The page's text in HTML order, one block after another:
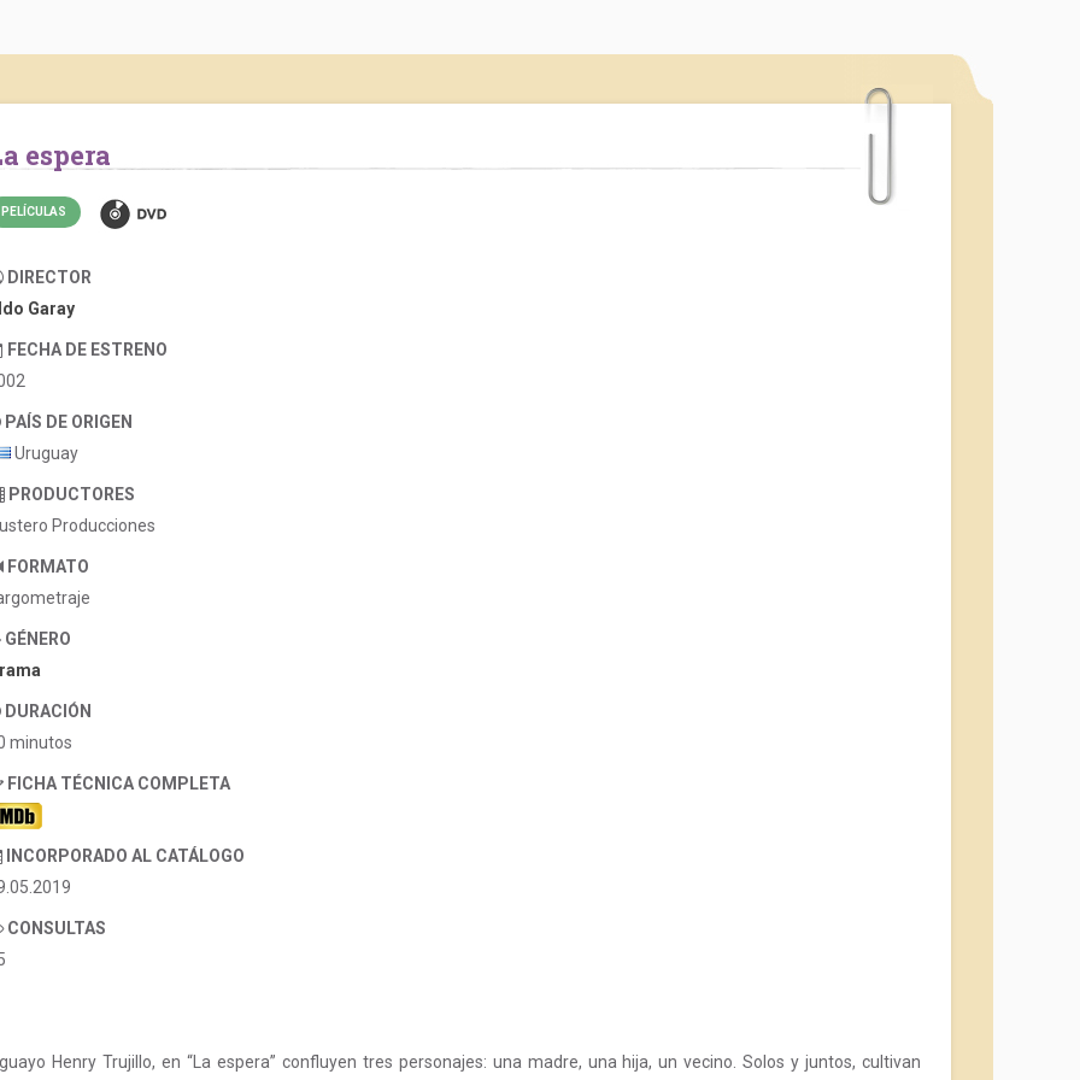
La espera
PELÍCULAS
DIRECTOR
Garay
FECHA DE ESTRENO
PAÍS DE ORIGEN
Uruguay
PRODUCTORES
Producciones
FORMATO
GÉNERO
DURACIÓN
minutos
FICHA TÉCNICA COMPLETA
INCORPORADO AL CATÁLOGO
CONSULTAS
Henry Trujillo, en “La espera” confluyen tres personajes: una madre, una hija, un vecino. Solos y juntos, cultivan